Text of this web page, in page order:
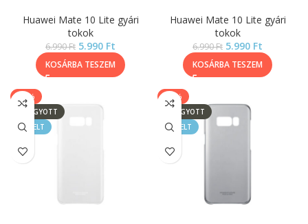
Huawei Mate 10 Lite gyári
tokok
6.990Ft 5.990 Ft
KOSÁRBA TESZEM
Huawei Mate 10 Lite gyári
tokok
6.990Ft 5.990 Ft
KOSÁRBA TESZEM
-14%
ELFOGYOTT
KIEMELT
-14%
ELFOGYOTT
KIEMELT